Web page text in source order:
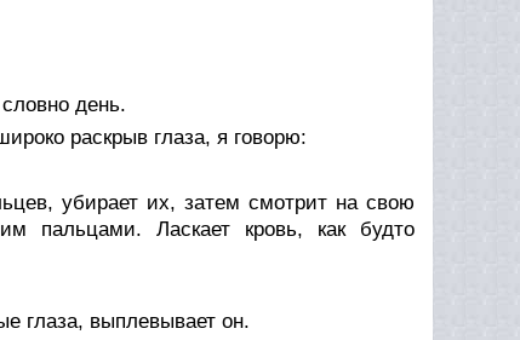
день.
раскрыв глаза, я говорю:
убирает их, затем смотрит на свою
пальцами. Ласкает кровь, как будто
глаза, выплевывает он.